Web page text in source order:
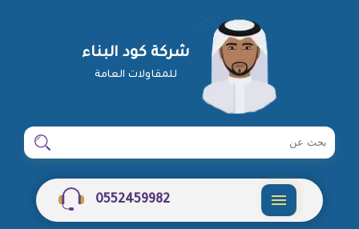
شركة كود البناء
للمقاولات العامة
ابحث
شركة
ابحث
0552459982